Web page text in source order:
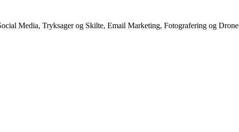
Media, Tryksager og Skilte, Email Marketing, Fotografering og Drone